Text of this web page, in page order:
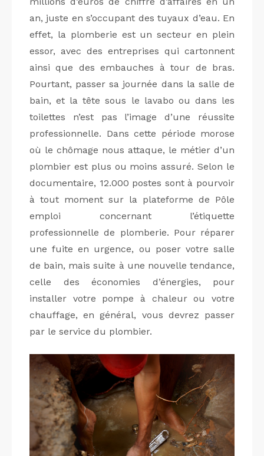
an, juste en s’occupant des tuyaux d’eau. En
effet, la plomberie est un secteur en plein
essor, avec des entreprises qui cartonnent
ainsi que des embauches à tour de bras.
Pourtant, passer sa journée dans la salle de
bain, et la tête sous le lavabo ou dans les
toilettes n’est pas l’image d’une réussite
professionnelle. Dans cette période morose
où le chômage nous attaque, le métier d’un
plombier est plus ou moins assuré. Selon le
documentaire, 12.000 postes sont à pourvoir
à tout moment sur la plateforme de Pôle
emploi concernant l’étiquette
professionnelle de plomberie. Pour réparer
une fuite en urgence, ou poser votre salle
de bain, mais suite à une nouvelle tendance,
celle des économies d’énergies, pour
installer votre pompe à chaleur ou votre
chauffage, en général, vous devrez passer
par le service du plombier.